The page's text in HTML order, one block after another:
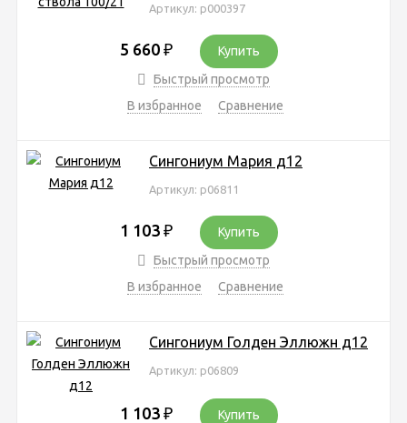
Артикул: р000397
5 660 ₽
Купить
Быстрый просмотр
В избранное
Сравнение
Сингониум Мария д12
Артикул: р06811
1 103 ₽
Купить
Быстрый просмотр
В избранное
Сравнение
Сингониум Голден Эллюжн д12
Артикул: р06809
1 103 ₽
Купить